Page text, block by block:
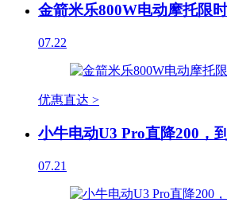
金箭米乐800W电动摩托限
07.22
优惠直达 >
小牛电动U3 Pro直降200，
07.21